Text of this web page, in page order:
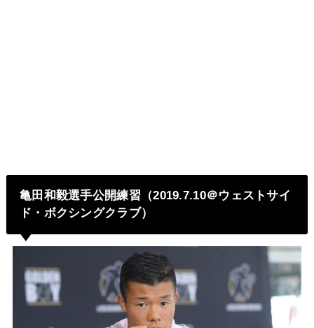
亀田和毅選手公開練習（2019.7.10＠ウェストサイ
ド・ボクシングクラブ）